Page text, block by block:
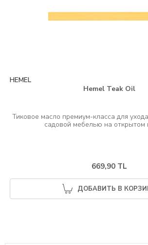
HEMEL
Hemel Teak Oil
Тиковое масло премиум-класса для
669,90 TL
ДОБАВИТЬ В